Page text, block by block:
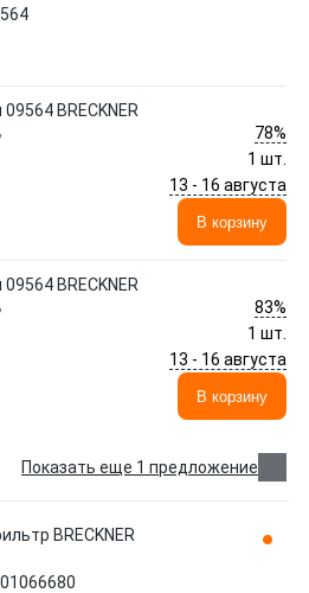
BRECKNER
78%
1 шт.
13 - 16 августа
В корзину
BRECKNER
83%
1 шт.
13 - 16 августа
В корзину
Показать еще 1 предложение
BRECKNER